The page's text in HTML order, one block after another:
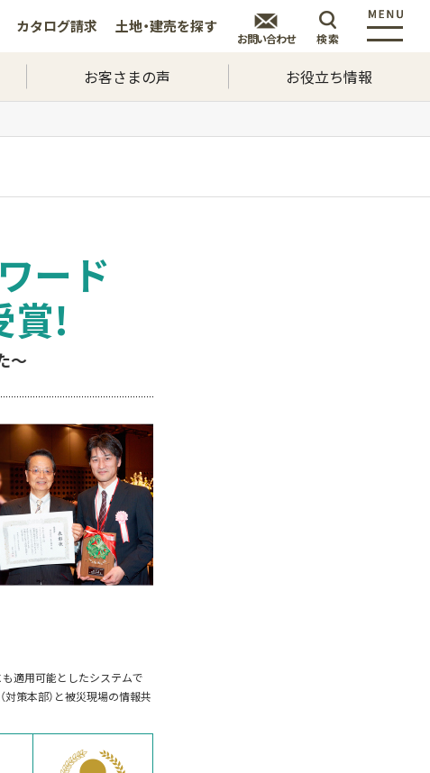
カタログ請求 土地・建売を探す
お問い合わせ 検索
お客さまの声 お役立ち情報
ード
賞!
～
適用可能としたシステムで
策本部）と被災現場の情報共